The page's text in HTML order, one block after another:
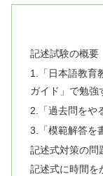
記述試験の概要
1.「日本語教育
ガイド」で勉強
2.「過去問をや
3.「模範解答を
記述式対策の問
記述式に時間を